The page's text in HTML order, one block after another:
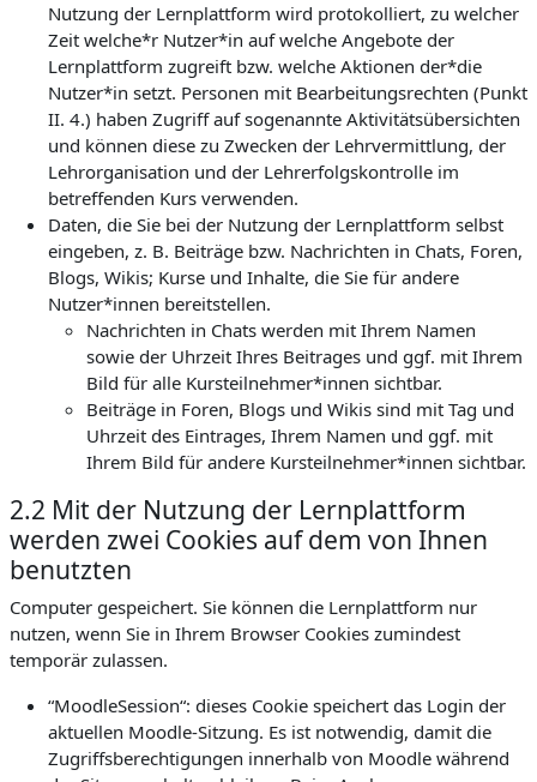
Nutzung der Lernplattform wird protokolliert, zu welcher
Zeit welche*r Nutzer*in auf welche Angebote der
Lernplattform zugreift bzw. welche Aktionen der*die
Nutzer*in setzt. Personen mit Bearbeitungsrechten (Punkt
II. 4.) haben Zugriff auf sogenannte Aktivitätsübersichten
und können diese zu Zwecken der Lehrvermittlung, der
Lehrorganisation und der Lehrerfolgskontrolle im
betreffenden Kurs verwenden.
Daten, die Sie bei der Nutzung der Lernplattform selbst
eingeben, z. B. Beiträge bzw. Nachrichten in Chats, Foren,
Blogs, Wikis; Kurse und Inhalte, die Sie für andere
Nutzer*innen bereitstellen.
Nachrichten in Chats werden mit Ihrem Namen
sowie der Uhrzeit Ihres Beitrages und ggf. mit Ihrem
Bild für alle Kursteilnehmer*innen sichtbar.
Beiträge in Foren, Blogs und Wikis sind mit Tag und
Uhrzeit des Eintrages, Ihrem Namen und ggf. mit
Ihrem Bild für andere Kursteilnehmer*innen sichtbar.
2.2 Mit der Nutzung der Lernplattform
werden zwei Cookies auf dem von Ihnen
benutzten
Computer gespeichert. Sie können die Lernplattform nur
nutzen, wenn Sie in Ihrem Browser Cookies zumindest
temporär zulassen.
“MoodleSession“: dieses Cookie speichert das Login der
aktuellen Moodle-Sitzung. Es ist notwendig, damit die
Zugriffsberechtigungen innerhalb von Moodle während